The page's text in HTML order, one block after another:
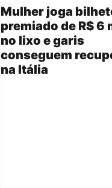
Mulher joga
premiado de R$ 6
no lixo e garis
conseguem
na Itália